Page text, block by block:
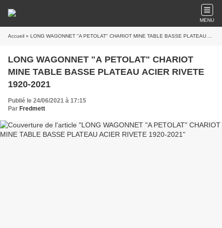
MENU
Accueil » LONG WAGONNET "A PETOLAT" CHARIOT MINE TABLE BASSE PLATEAU ACIER RIVETE 1920-2021
LONG WAGONNET "A PETOLAT" CHARIOT
MINE TABLE BASSE PLATEAU ACIER RIVETE
1920-2021
Publié le 24/06/2021 à 17:15
Par Fredmett